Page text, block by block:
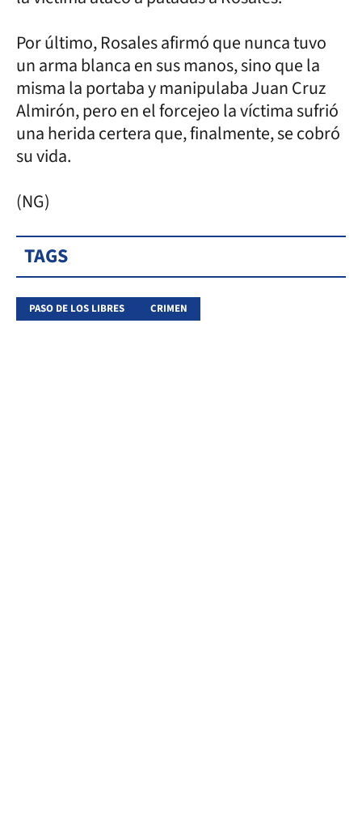
Por último, Rosales afirmó que nunca tuvo
un arma blanca en sus manos, sino que la
misma la portaba y manipulaba Juan Cruz
Almirón, pero en el forcejeo la víctima sufrió
una herida certera que, finalmente, se cobró
su vida.
(NG)
TAGS
PASO DE LOS LIBRES CRIMEN